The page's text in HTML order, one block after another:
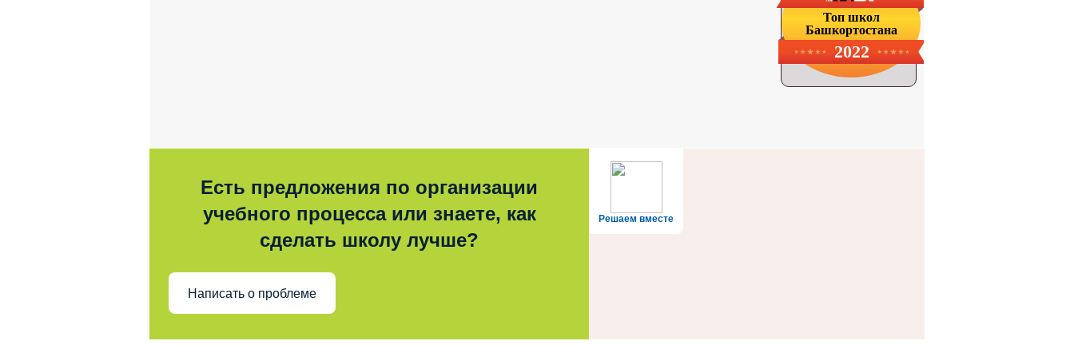
Топ школ
Башкортостана
2022
Решаем вместе
Есть предложения по организации
учебного процесса или знаете, как
сделать школу лучше?
Написать о проблеме